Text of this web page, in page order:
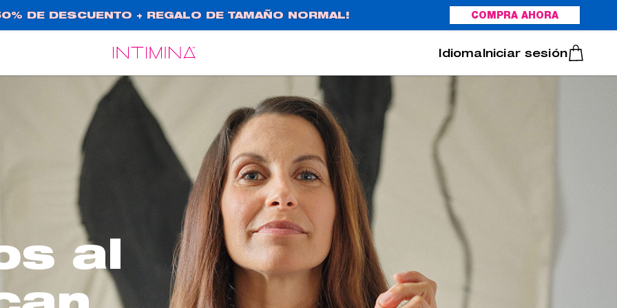
DE DESCUENTO + REGALO DE TAMAÑO NORMAL! COMPRA AHORA
Português
Iniciar sesión
al